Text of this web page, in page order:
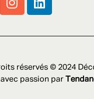
réservés © 2024
avec passion par